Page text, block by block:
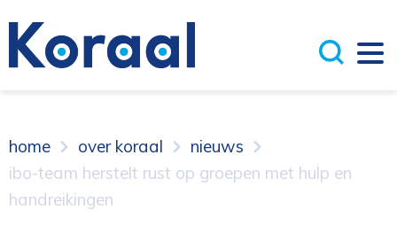
home over koraal
nieuws
ibo-team herstelt rust op groepen met hulp en
handreikingen